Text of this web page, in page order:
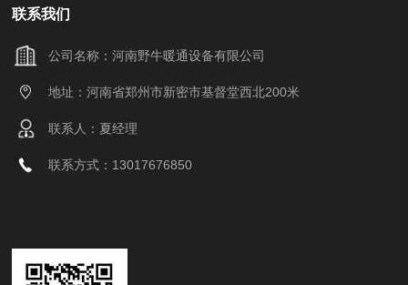
联系我们
公司名称：河南野牛暖通设备有限公司
地址：河南省郑州市新密市基督堂西北200米
联系人：夏经理
联系方式：13017676850